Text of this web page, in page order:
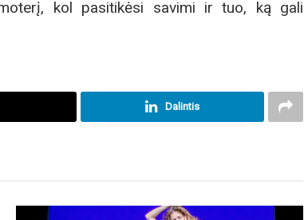
kol pasitikėsi savimi ir tuo, ką gali
Dalintis